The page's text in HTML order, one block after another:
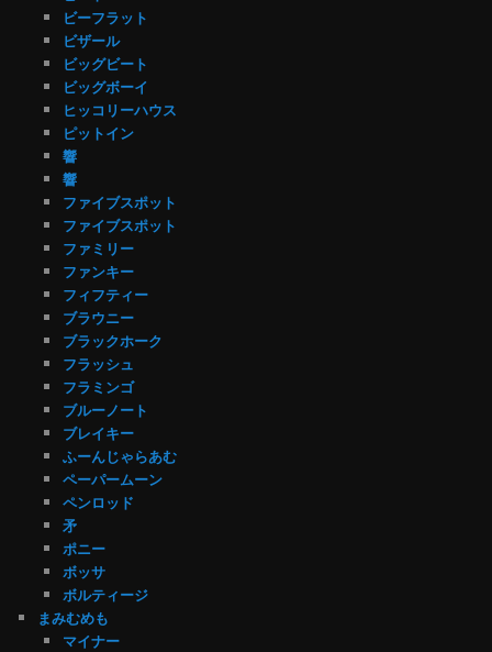
ビーフラット
ビザール
ビッグビート
ビッグボーイ
ヒッコリーハウス
ピットイン
響
響
ファイブスポット
ファイブスポット
ファミリー
ファンキー
フィフティー
ブラウニー
ブラックホーク
フラッシュ
フラミンゴ
ブルーノート
ブレイキー
ふーんじゃらあむ
ペーパームーン
ペンロッド
矛
ポニー
ボッサ
ボルティージ
まみむめも
マイナー